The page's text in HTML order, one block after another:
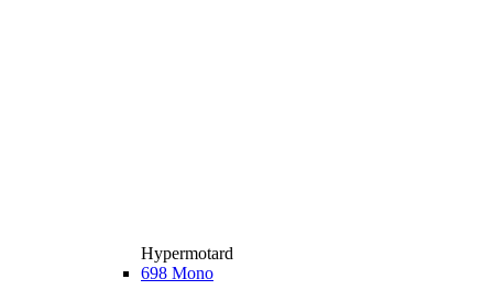
Hypermotard
698 Mono